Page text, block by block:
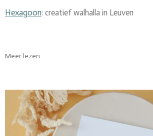
Hexagoon: creatief walhalla in Leuven
Meer lezen